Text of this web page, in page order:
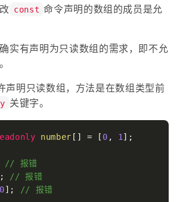
const 命令声明的数组的成员是允
实有声明为只读数组的需求，即不允
明只读数组，方法是在数组类型前
关键字。
number [] = [ 0 , 1 ];
// 报错
// 报错
0]; // 报错